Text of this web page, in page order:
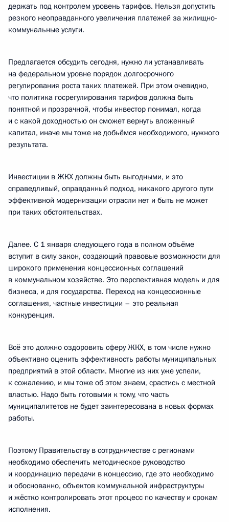
держать под контролем уровень тарифов. Нельзя допустить
резкого неоправданного увеличения платежей за жилищно-
коммунальные услуги.
Предлагается обсудить сегодня, нужно ли устанавливать
на федеральном уровне порядок долгосрочного
регулирования роста таких платежей. При этом очевидно,
что политика госрегулирования тарифов должна быть
понятной и прозрачной, чтобы инвестор понимал, когда
и с какой доходностью он сможет вернуть вложенный
капитал, иначе мы тоже не добьёмся необходимого, нужного
результата.
Инвестиции в ЖКХ должны быть выгодными, и это
справедливый, оправданный подход, никакого другого пути
эффективной модернизации отрасли нет и быть не может
при таких обстоятельствах.
Далее. С 1 января следующего года в полном объёме
вступит в силу закон, создающий правовые возможности для
широкого применения концессионных соглашений
в коммунальном хозяйстве. Это перспективная модель и для
бизнеса, и для государства. Переход на концессионные
соглашения, частные инвестиции – это реальная
конкуренция.
Всё это должно оздоровить сферу ЖКХ, в том числе нужно
объективно оценить эффективность работы муниципальных
предприятий в этой области. Многие из них уже успели,
к сожалению, и мы тоже об этом знаем, срастись с местной
властью. Надо быть готовыми к тому, что часть
муниципалитетов не будет заинтересована в новых формах
работы.
Поэтому Правительству в сотрудничестве с регионами
необходимо обеспечить методическое руководство
и координацию передачи в концессию, где это необходимо
и обоснованно, объектов коммунальной инфраструктуры
и жёстко контролировать этот процесс по качеству и срокам
исполнения.